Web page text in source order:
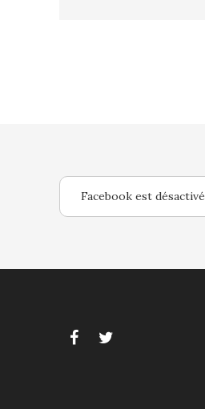
Facebook est désactivé